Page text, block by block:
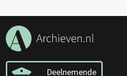
Deelnemende